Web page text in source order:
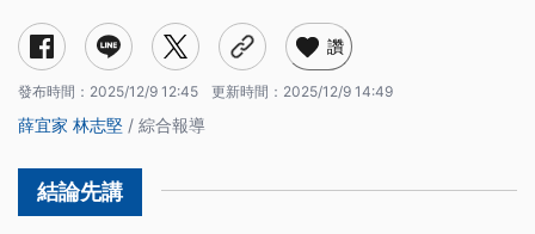
讚
發布時間： 2025/12/9 12:45 更新時間： 2025/12/9 14:49
薛宜家 林志堅 / 綜合報導